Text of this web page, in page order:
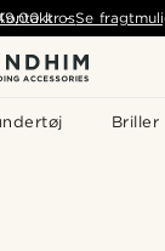
Briller
kr - Se
os